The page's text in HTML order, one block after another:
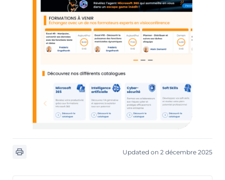
Updated on 2 décembre 2025